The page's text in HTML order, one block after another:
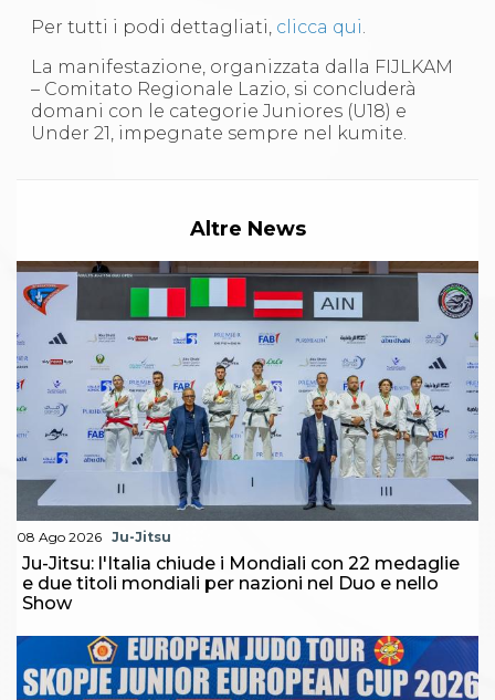
Per tutti i podi dettagliati, clicca qui.
La manifestazione, organizzata dalla FIJLKAM
– Comitato Regionale Lazio, si concluderà
domani con le categorie Juniores (U18) e
Under 21, impegnate sempre nel kumite.
Altre News
08 Ago 2026 Ju-Jitsu
Ju-Jitsu: l'Italia chiude i Mondiali con 22 medaglie
e due titoli mondiali per nazioni nel Duo e nello
Show